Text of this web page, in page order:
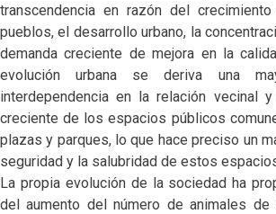
transcendencia en razón del
pueblos, el desarrollo urbano, la
demanda creciente de mejora en la
evolución urbana se deriva una
interdependencia en la relación vecinal
creciente de los espacios públicos
plazas y parques, lo que hace preciso un
seguridad y la salubridad de estos
La propia evolución de la sociedad ha
del aumento del número de animales de